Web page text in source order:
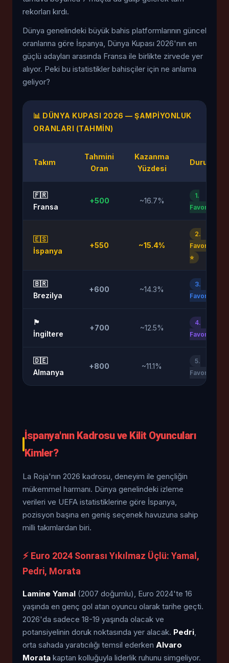
rekorları kırdı.
Dünya genelindeki büyük bahis platformlarının güncel
oranlarına göre İspanya, Dünya Kupası 2026'nın en
güçlü adayları arasında Fransa ile birlikte zirvede yer
alıyor. Peki bu istatistikler bahisçiler için ne anlama
geliyor?
📊 DÜNYA KUPASI 2026 — ŞAMPIYONLUK
ORANLARI (TAHMIN)
Takım
Tahmini
Oran
Kazanma
Yüzdesi
Durum
🇫🇷
Fransa
+500 ~16.7%
1.
Favori
🇪🇸
İspanya
+550 ~15.4%
2.
Favori
⭐
🇧🇷
Brezilya
+600 ~14.3%
3.
Favori
🏴󠁧󠁢󠁥󠁮󠁧󠁿
İngiltere
+700 ~12.5%
4.
Favori
🇩🇪
Almanya
+800 ~11.1%
5.
Favori
İspanya'nın Kadrosu ve Kilit Oyuncuları
Kimler?
La Roja'nın 2026 kadrosu, deneyim ile gençliğin
mükemmel harmanı. Dünya genelindeki izleme
verileri ve UEFA istatistiklerine göre İspanya,
pozisyon başına en geniş seçenek havuzuna sahip
milli takımlardan biri.
⚡ Euro 2024 Sonrası Yıkılmaz Üçlü: Yamal,
Pedri, Morata
Lamine Yamal (2007 doğumlu), Euro 2024'te 16
yaşında en genç gol atan oyuncu olarak tarihe geçti.
2026'da sadece 18-19 yaşında olacak ve
potansiyelinin doruk noktasında yer alacak. Pedri,
orta sahada yaratıcılığı temsil ederken Alvaro
Morata kaptan kolluğuyla liderlik ruhunu simgeliyor.